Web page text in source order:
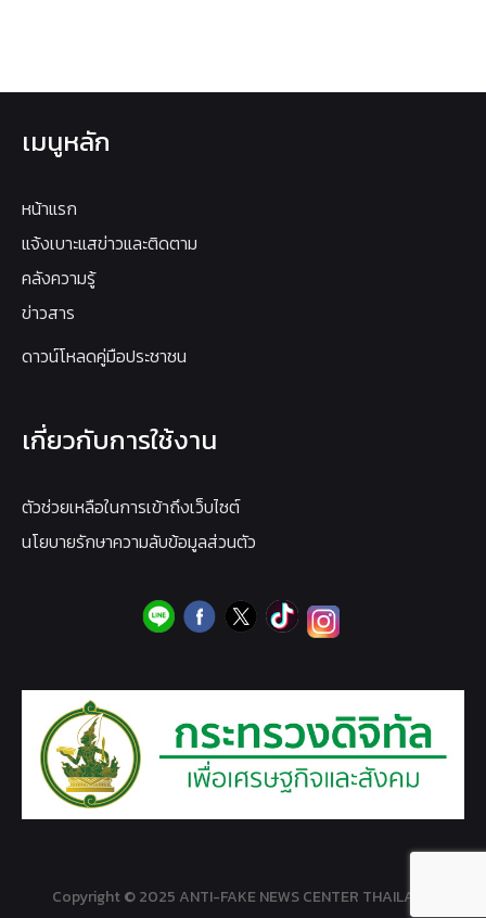
เมนูหลัก
หน้าแรก
แจ้งเบาะแสข่าวและติดตาม
คลังความรู้
ข่าวสาร
ดาวน์โหลดคู่มือประชาชน
เกี่ยวกับการใช้งาน
ตัวช่วยเหลือในการเข้าถึงเว็บไซต์
นโยบายรักษาความลับข้อมูลส่วนตัว
Copyright © 2025 ANTI-FAKE NEWS CENTER THAILAND